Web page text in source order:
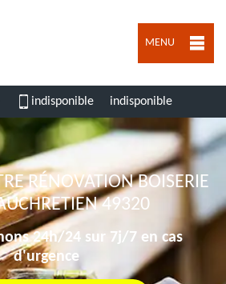
MENU
indisponible indisponible
RÉNOVATION BOISERIE
49320
24h/24 sur 7j/7 en cas
d'urgence